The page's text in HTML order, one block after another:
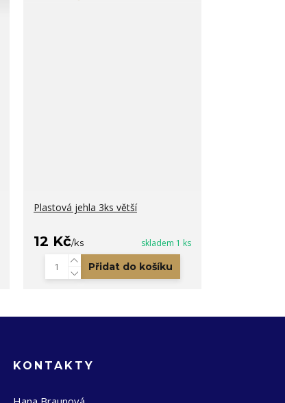
Plastová jehla 3ks větší
12 Kč/ks skladem 1 ks
Přidat do košíku
KONTAKTY